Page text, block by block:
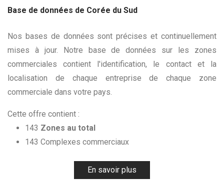
Base de données de Corée du Sud
Nos bases de données sont précises et continuellement
mises à jour. Notre base de données sur les zones
commerciales contient l'identification, le contact et la
localisation de chaque entreprise de chaque zone
commerciale dans votre pays.
Cette offre contient :
143 Zones au total
143 Complexes commerciaux
En savoir plus